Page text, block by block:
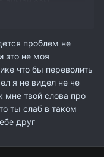
проблем не
это не моя
что бы переволить
я не видел не че
мне твой слова про
ты слаб в таком
друг